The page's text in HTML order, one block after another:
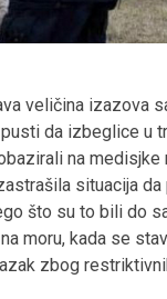
veličina izazova
da izbeglice u
na medisjke
situacija
što su to bili do
moru, kada se
zbog